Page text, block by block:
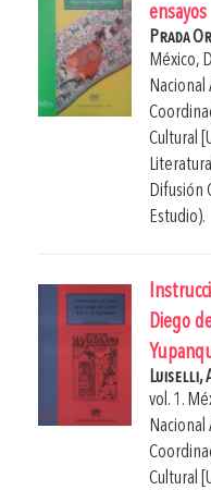
ensayos
Prada
México,
Cultural
Difusión
Estudio).
Diego
Luiselli,
vol. 1.
Cultural